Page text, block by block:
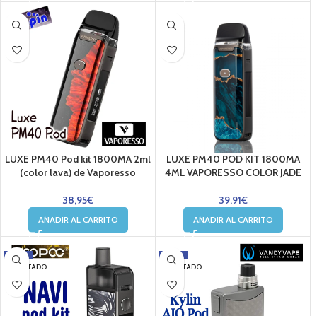
LUXE PM40 Pod kit 1800MA 2ml
(color lava) de Vaporesso
38,95€
AÑADIR AL CARRITO
LUXE PM40 POD KIT 1800MA
4ML VAPORESSO COLOR JADE
39,91€
AÑADIR AL CARRITO
-11%
AGOTADO
-15%
AGOTADO